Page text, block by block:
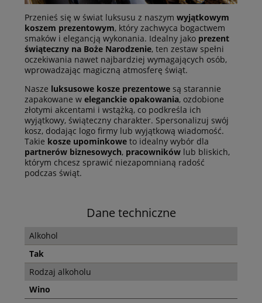
Przenieś się w świat luksusu z naszym wyjątkowym
koszem prezentowym, który zachwyca bogactwem
smaków i elegancją wykonania. Idealny jako prezent
świąteczny na Boże Narodzenie, ten zestaw spełni
oczekiwania nawet najbardziej wymagających osób,
wprowadzając magiczną atmosferę świąt.
Nasze luksusowe kosze prezentowe są starannie
zapakowane w eleganckie opakowania, ozdobione
złotymi akcentami i wstążką, co podkreśla ich
wyjątkowy, świąteczny charakter. Spersonalizuj swój
kosz, dodając logo firmy lub wyjątkową wiadomość.
Takie kosze upominkowe to idealny wybór dla
partnerów biznesowych, pracowników lub bliskich,
którym chcesz sprawić niezapomnianą radość
podczas świąt.
Dane techniczne
Alkohol
Tak
Rodzaj alkoholu
Wino